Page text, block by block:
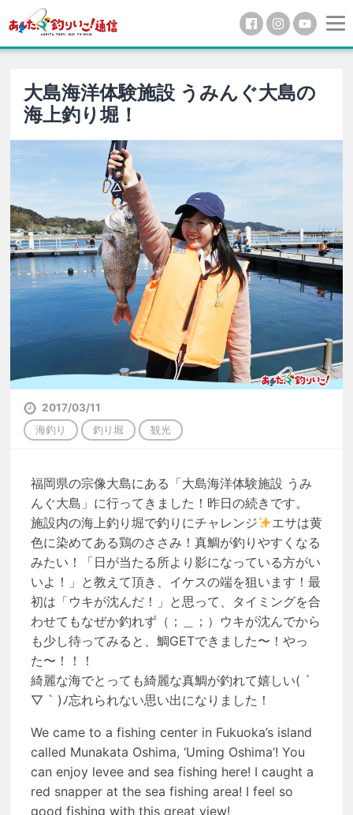
大島海洋体験施設 うみんぐ大島の
海上釣り堀！
2017/03/11
海釣り
釣り堀 観光
福岡県の宗像大島にある「大島海洋体験施設 うみ
んぐ大島」に行ってきました！昨日の続きです。
施設内の海上釣り堀で釣りにチャレンジ
エサは黄
色に染めてある鶏のささみ！真鯛が釣りやすくなる
みたい！「日が当たる所より影になっている方がい
いよ！」と教えて頂き、イケスの端を狙います！最
初は「ウキが沈んだ！」と思って、タイミングを合
わせてもなぜか釣れず（；＿；）ウキが沈んでから
も少し待ってみると、鯛GETできました〜！やっ
た〜！！！
綺麗な海でとっても綺麗な真鯛が釣れて嬉しい( ´
▽ ` )ﾉ忘れられない思い出になりました！
We came to a fishing center in Fukuoka’s island
called Munakata Oshima, ‘Uming Oshima’! You
can enjoy levee and sea fishing here! I caught a
red snapper at the sea fishing area! I feel so
good fishing with this great view!